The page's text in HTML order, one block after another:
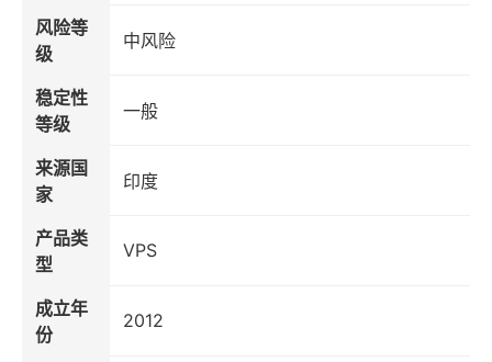
风险等
级
中风险
稳定性
等级
一般
来源国
家
印度
产品类
型
VPS
成立年
份
2012